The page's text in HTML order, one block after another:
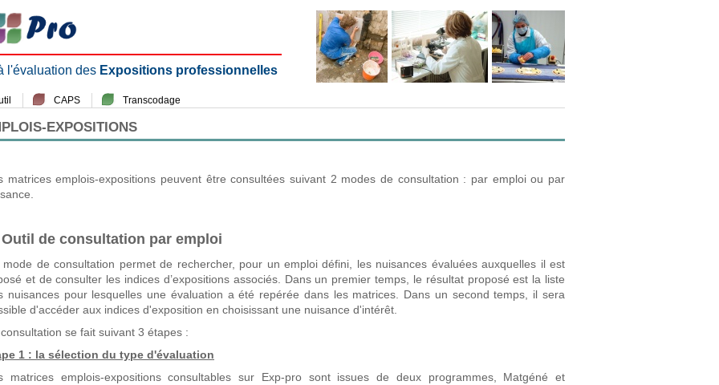
l'évaluation des Expositions professionnelles
CAPS Transcodage
EXPOSITIONS
matrices emplois-expositions peuvent être consultées suivant 2 modes de consultation : par emploi ou par
Outil de consultation par emploi
mode de consultation permet de rechercher, pour un emploi défini, les nuisances évaluées auxquelles il est
et de consulter les indices d’expositions associés. Dans un premier temps, le résultat proposé est la liste
nuisances pour lesquelles une évaluation a été repérée dans les matrices. Dans un second temps, il sera
d'accéder aux indices d'exposition en choisissant une nuisance d'intérêt.
se fait suivant 3 étapes :
1 : la sélection du type d'évaluation
matrices emplois-expositions consultables sur Exp-pro sont issues de deux programmes, Matgéné et